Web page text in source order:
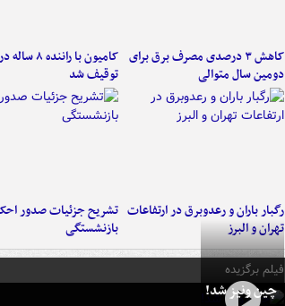
کاهش ۳ درصدی مصرف برق برای
دومین سال متوالی
کامیون با
توقیف شد
رگبار باران و رعدوبرق در ارتفاعات
تهران و البرز
تشریح جزئیات صدور
بازنشستگی
فیلم برگزیده
چین ونیز شد!